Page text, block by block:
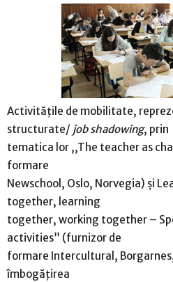
Activitățile de mobilitate,
structurate/ job shadowing, prin
tematica lor ,,The teacher as
formare
Newschool, Oslo, Norvegia) și
together, learning
together, working together –
activities” (furnizor de
formare Intercultural,
îmbogățirea